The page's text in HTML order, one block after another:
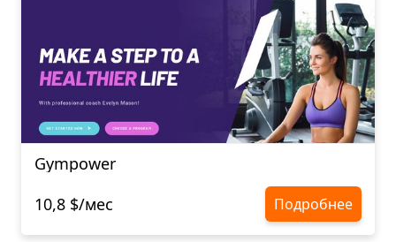
Gympower
10,8 $/мес
Подробнее